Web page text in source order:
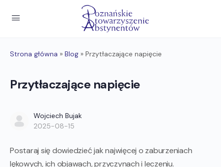
Strona główna » Blog » Przytłaczające napięcie
Przytłaczające napięcie
Wojciech Bujak
2025-08-15
Postaraj się dowiedzieć jak najwięcej o zaburzeniach
lękowych, ich objawach, przyczynach i leczeniu.